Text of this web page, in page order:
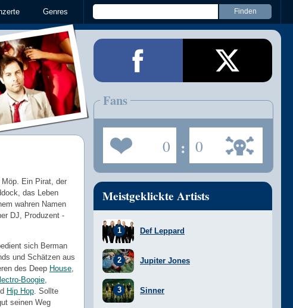
Genres
Ein Pirat, der
das Leben
wahren Namen
DJ, Produzent -
sich Berman
und Schätzen aus
des Deep House,
Boogie,
Hip Hop. Sollte
seinen Weg
Fans
0 : 0
Meistgeklickte Artists
Def Leppard
Jupiter Jones
Sinner